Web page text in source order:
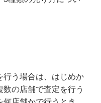
行う場合は、はじめか
の店舗で査定を行う